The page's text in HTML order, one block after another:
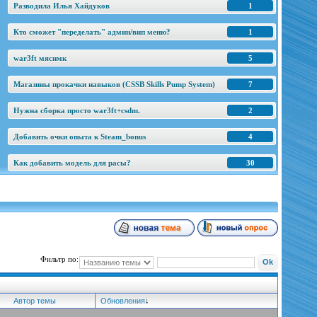
1
Разводила Илья Хайдуков
1
Кто сможет "переделать" админ/вип меню?
5
war3ft мяснмк
7
Магазины прокачки навыков (CSSB Skills Pump System)
2
Нужна сборка просто war3ft+csdm.
4
Добавить очки опыта к Steam_bonus
30
Как добавить модель для расы?
Фильтр по:
Автор темы Обновления↓